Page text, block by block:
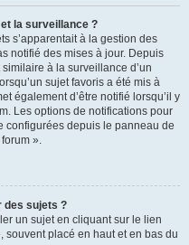
la surveillance ?
s’apparentait à la gestion des
notifié des mises à jour. Depuis
à la surveillance d’un
sujet favoris a été mis à
également d’être notifié lorsqu’il y
Les options de notifications pour
configurées depuis le panneau de
».
des sujets ?
un sujet en cliquant sur le lien
placé en haut et en bas du